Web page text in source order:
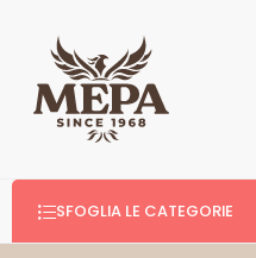
SFOGLIA LE CATEGORIE